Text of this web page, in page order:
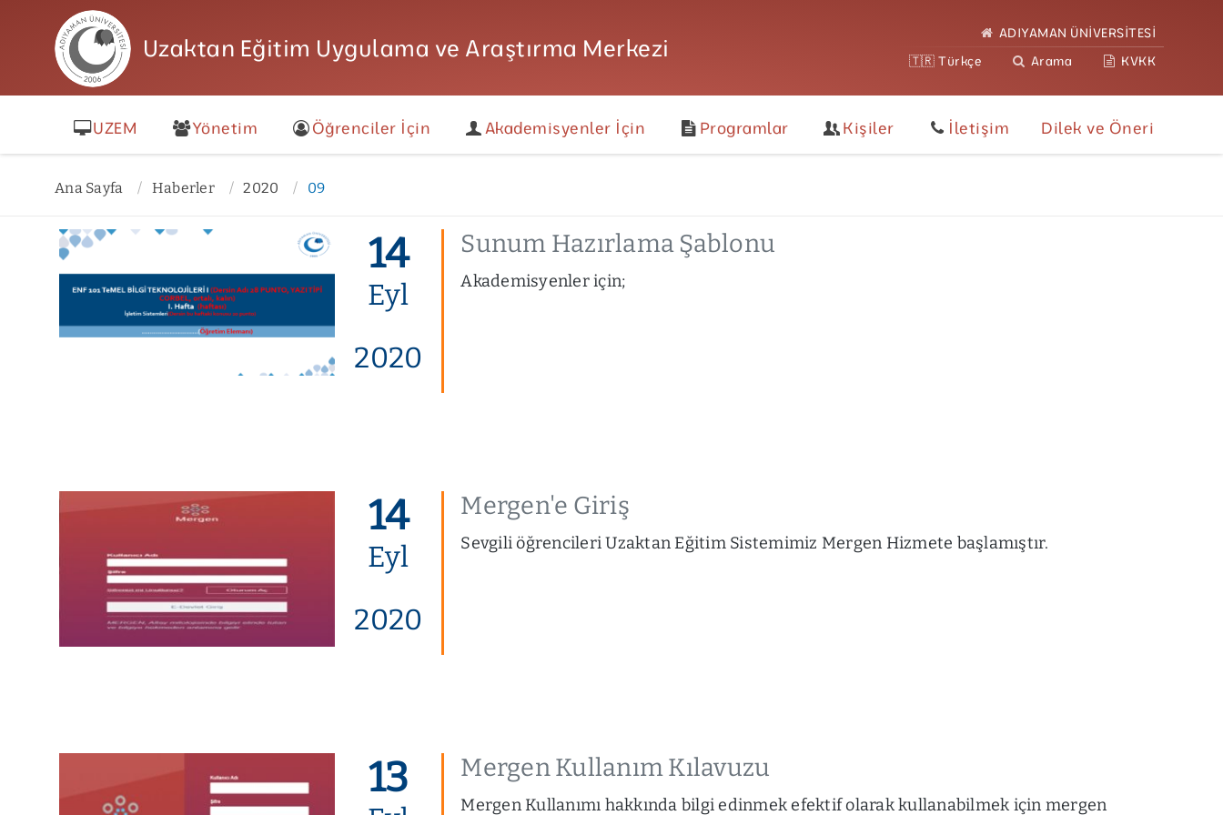
ADIYAMAN ÜNİVERSİTESİ
🇹🇷 Türkçe
Arama KVKK
Uzaktan Eğitim Uygulama ve Araştırma Merkezi
UZEM Yönetim Öğrenciler İçin Akademisyenler İçin Programlar Kişiler İletişim Dilek ve Öneri
Ana Sayfa Haberler 2020 09
14
Eyl
2020
Sunum Hazırlama Şablonu
Akademisyenler için;
14
Eyl
2020
Mergen'e Giriş
Sevgili öğrencileri Uzaktan Eğitim Sistemimiz Mergen Hizmete başlamıştır.
13 Mergen Kullanım Kılavuzu
Mergen Kullanımı hakkında bilgi edinmek efektif olarak kullanabilmek için mergen